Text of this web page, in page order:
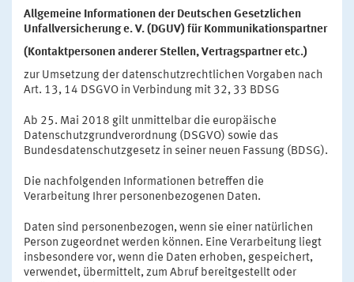
Allgemeine Informationen der Deutschen Gesetzlichen
Unfallversicherung e. V. (DGUV) für Kommunikationspartner
(Kontaktpersonen anderer Stellen, Vertragspartner etc.)
zur Umsetzung der datenschutzrechtlichen Vorgaben nach
Art. 13, 14 DSGVO in Verbindung mit 32, 33 BDSG
Ab 25. Mai 2018 gilt unmittelbar die europäische
Datenschutzgrundverordnung (DSGVO) sowie das
Bundesdatenschutzgesetz in seiner neuen Fassung (BDSG).
Die nachfolgenden Informationen betreffen die
Verarbeitung Ihrer personenbezogenen Daten.
Daten sind personenbezogen, wenn sie einer natürlichen
Person zugeordnet werden können. Eine Verarbeitung liegt
insbesondere vor, wenn die Daten erhoben, gespeichert,
verwendet, übermittelt, zum Abruf bereitgestellt oder